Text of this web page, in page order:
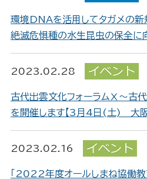
環境DNAを活用してタガメの新
絶滅危惧種の水生昆虫の保全に
2023.02.28
古代出雲文化フォーラムⅩ～古代
を開催します【3月4日(土) 大阪
2023.02.16
「2022年度オールしまね協働教